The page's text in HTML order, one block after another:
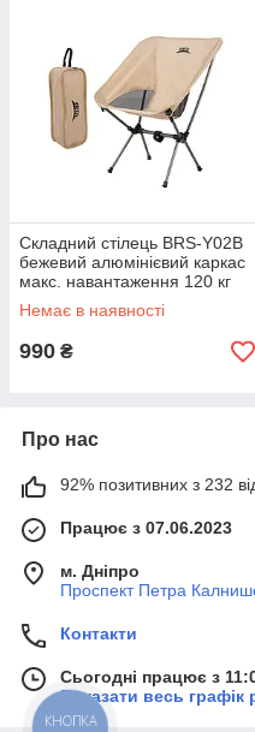
Складний стілець BRS-Y02B
бежевий алюмінієвий каркас
макс. навантаження 120 кг
Немає в наявності
990 ₴
Про нас
92% позитивних з 232
Працює з 07.06.2023
м. Дніпро
Проспект Петра
Контакти
Сьогодні працює з
Показати весь графік
КНОПКА